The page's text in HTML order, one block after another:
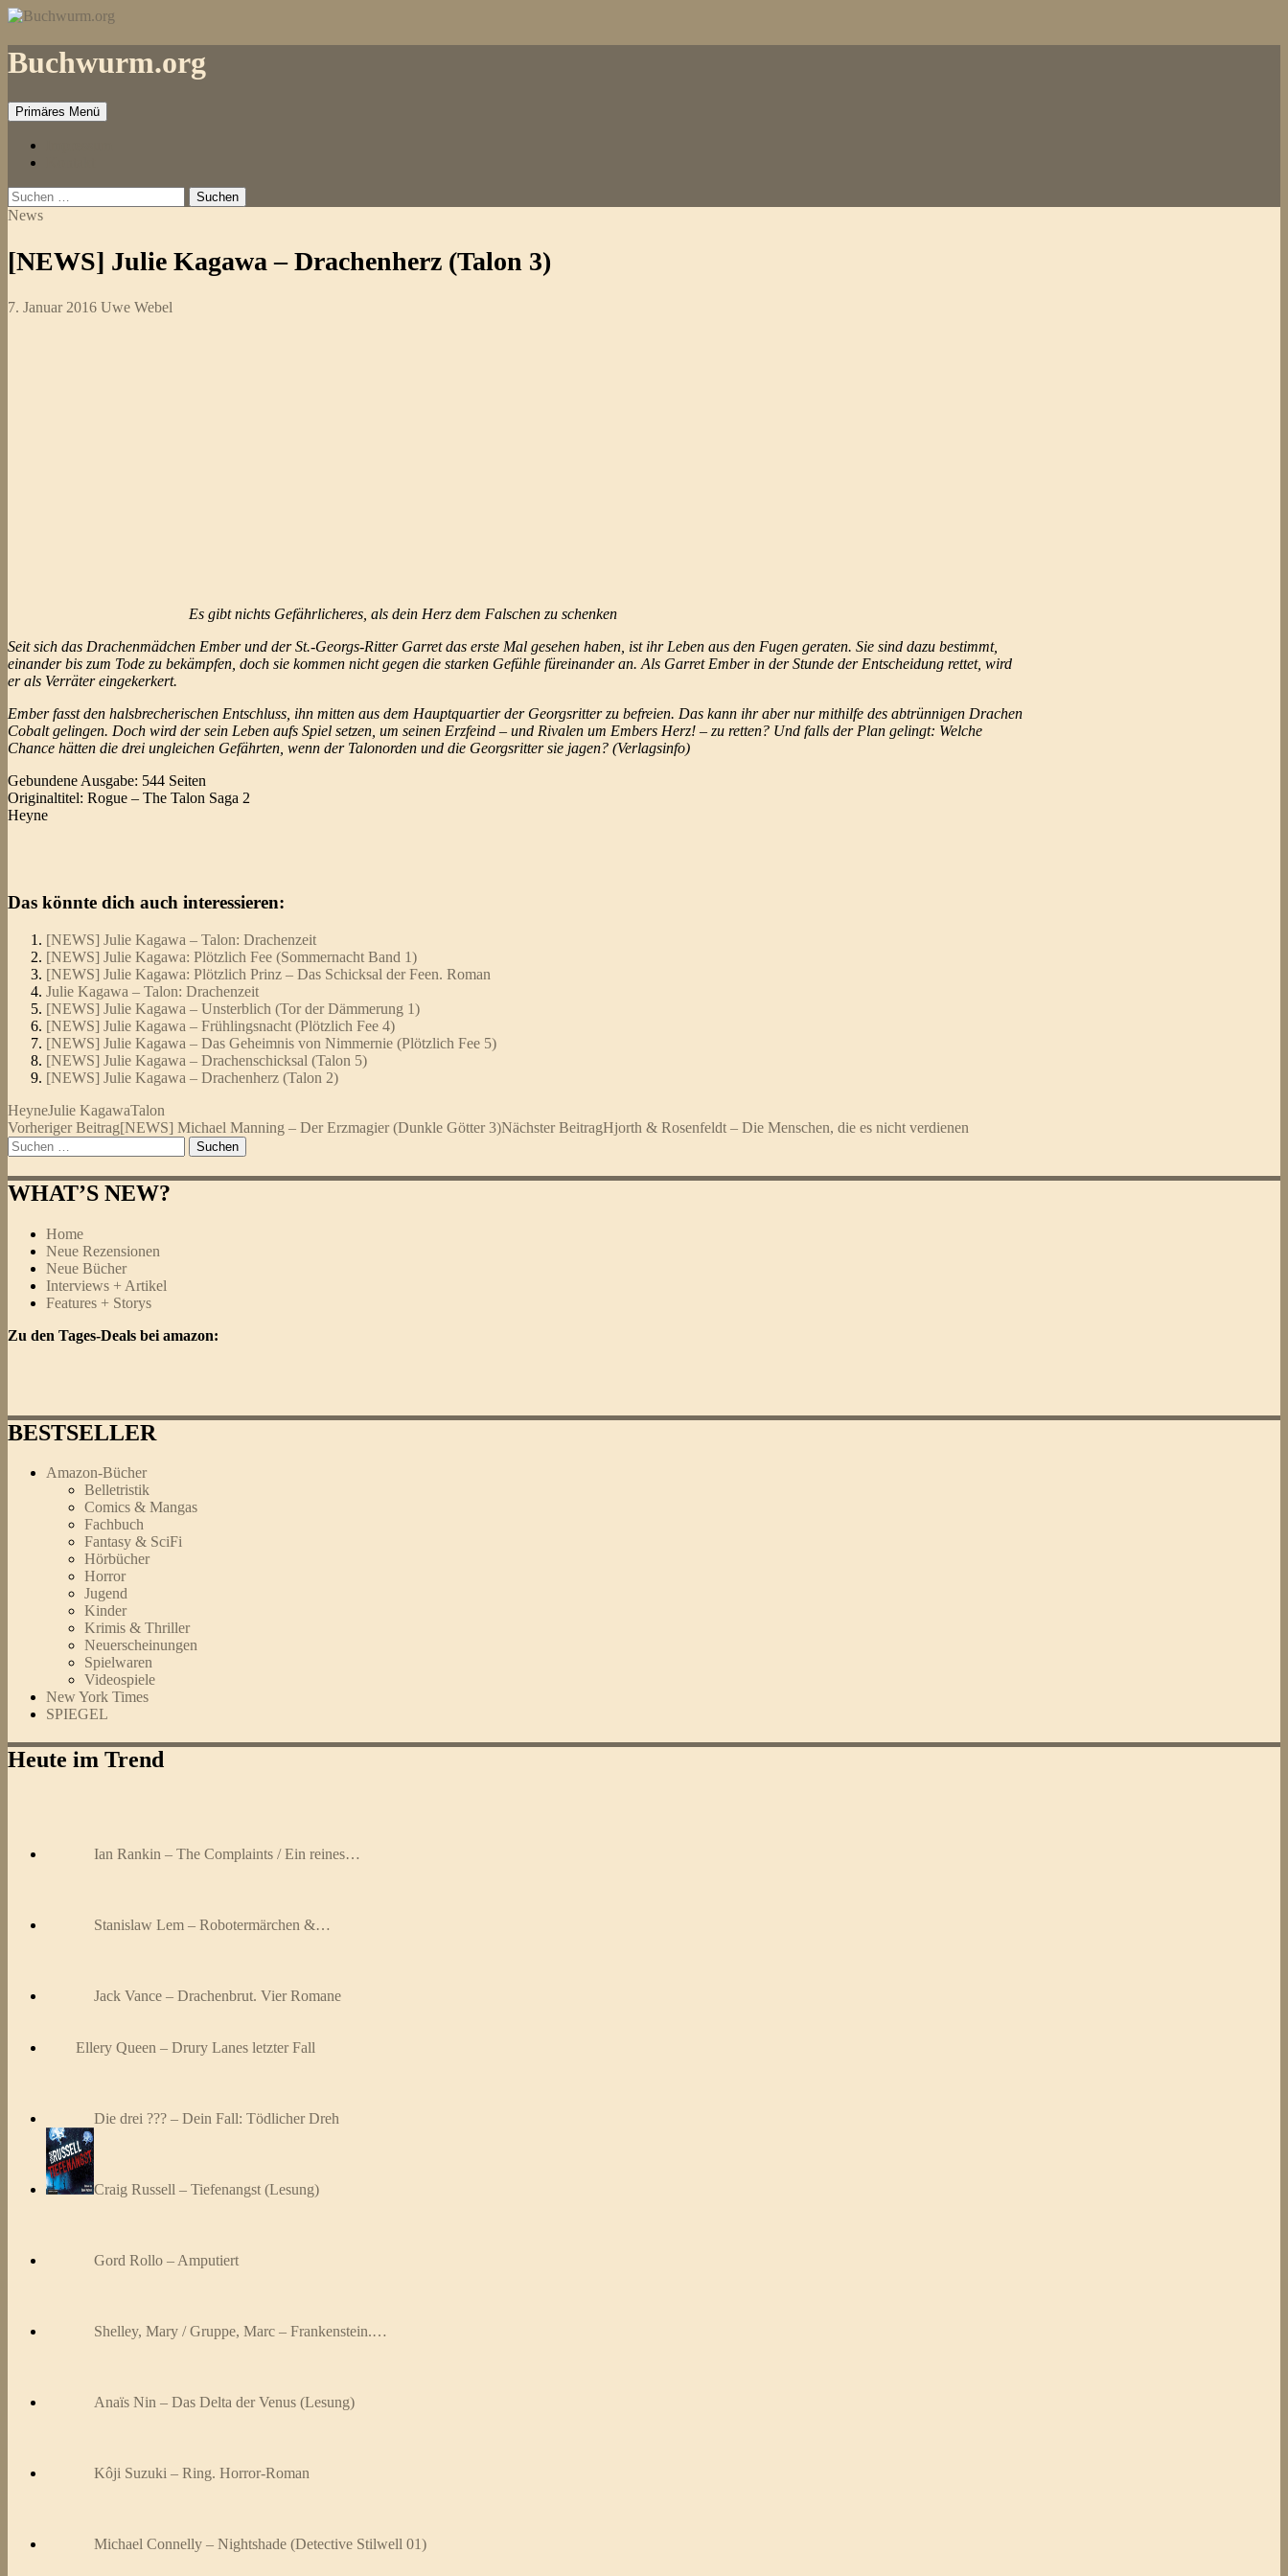
Zum
springen
Buchwurm.org
Primäres Menü
Suchen
nach:
News
[NEWS] Julie Kagawa – Drachenherz (Talon 3)
7. Januar 2016 Uwe Webel
Es gibt nichts Gefährlicheres, als dein Herz dem Falschen zu schenken
Seit sich das Drachenmädchen Ember und der St.-Georgs-Ritter Garret das erste Mal gesehen haben, ist ihr Leben aus den Fugen geraten. Sie sind dazu bestimmt,
einander bis zum Tode zu bekämpfen, doch sie kommen nicht gegen die starken Gefühle füreinander an. Als Garret Ember in der Stunde der Entscheidung rettet, wird
er als Verräter eingekerkert.
Ember fasst den halsbrecherischen Entschluss, ihn mitten aus dem Hauptquartier der Georgsritter zu befreien. Das kann ihr aber nur mithilfe des abtrünnigen Drachen
Cobalt gelingen. Doch wird der sein Leben aufs Spiel setzen, um seinen Erzfeind – und Rivalen um Embers Herz! – zu retten? Und falls der Plan gelingt: Welche
Chance hätten die drei ungleichen Gefährten, wenn der Talonorden und die Georgsritter sie jagen? (Verlagsinfo)
Gebundene Ausgabe: 544 Seiten
Originaltitel: Rogue – The Talon Saga 2
Heyne
Das könnte dich auch interessieren:
[NEWS] Julie Kagawa – Talon: Drachenzeit
[NEWS] Julie Kagawa: Plötzlich Fee (Sommernacht Band 1)
[NEWS] Julie Kagawa: Plötzlich Prinz – Das Schicksal der Feen. Roman
Julie Kagawa – Talon: Drachenzeit
[NEWS] Julie Kagawa – Unsterblich (Tor der Dämmerung 1)
[NEWS] Julie Kagawa – Frühlingsnacht (Plötzlich Fee 4)
[NEWS] Julie Kagawa – Das Geheimnis von Nimmernie (Plötzlich Fee 5)
[NEWS] Julie Kagawa – Drachenschicksal (Talon 5)
[NEWS] Julie Kagawa – Drachenherz (Talon 2)
HeyneJulie KagawaTalon
Beitragsnavigation
Vorheriger Beitrag[NEWS] Michael Manning – Der Erzmagier (Dunkle Götter 3)Nächster BeitragHjorth & Rosenfeldt – Die Menschen, die es nicht verdienen
Suchen
nach:
WHAT’S NEW?
Home
Neue Rezensionen
Neue Bücher
Interviews + Artikel
Features + Storys
Zu den Tages-Deals bei amazon:
BESTSELLER
Amazon-Bücher
Belletristik
Comics & Mangas
Fachbuch
Fantasy & SciFi
Hörbücher
Horror
Jugend
Kinder
Krimis & Thriller
Neuerscheinungen
Spielwaren
Videospiele
New York Times
SPIEGEL
Heute im Trend
Ian Rankin – The Complaints / Ein reines…
Stanislaw Lem – Robotermärchen &…
Jack Vance – Drachenbrut. Vier Romane
Ellery Queen – Drury Lanes letzter Fall
Die drei ??? – Dein Fall: Tödlicher Dreh
Craig Russell – Tiefenangst (Lesung)
Gord Rollo – Amputiert
Shelley, Mary / Gruppe, Marc – Frankenstein.…
Anaïs Nin – Das Delta der Venus (Lesung)
Kôji Suzuki – Ring. Horror-Roman
Michael Connelly – Nightshade (Detective Stilwell 01)